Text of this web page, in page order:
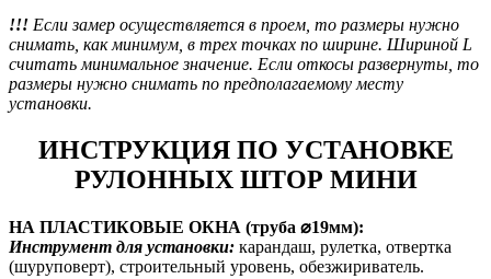
!!! Если замер осуществляется в проем, то размеры нужно
снимать, как минимум, в трех точках по ширине. Шириной L
считать минимальное значение. Если откосы развернуты, то
размеры нужно снимать по предполагаемому месту
установки.
ИНСТРУКЦИЯ ПО УСТАНОВКЕ
РУЛОННЫХ ШТОР МИНИ
НА ПЛАСТИКОВЫЕ ОКНА (труба ⌀19мм):
Инструмент для установки: карандаш, рулетка, отвертка
(шуруповерт), строительный уровень, обезжириватель.